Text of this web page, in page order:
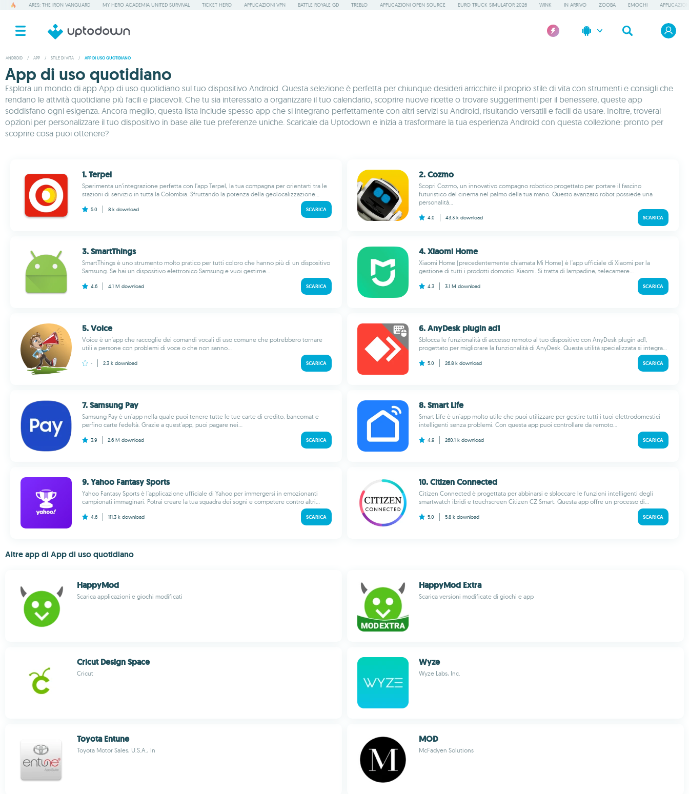
ARES: THE IRON VANGUARD MY HERO ACADEMIA UNITED SURVIVAL TICKET HERO APPLICAZIONI VPN BATTLE ROYALE GD TREBLO APPLICAZIONI OPEN SOURCE EURO TRUCK SIMULATOR 2026 WINK IN ARRIVO ZOOBA EMOCHI
ANDROID / APP / STILE DI VITA / APP DI USO QUOTIDIANO
App di uso quotidiano
Esplora un mondo di app App di uso quotidiano sul tuo dispositivo Android. Questa selezione è perfetta per chiunque desideri arricchire il proprio stile di vita con strumenti e consigli che
rendano le attività quotidiane più facili e piacevoli. Che tu sia interessato a organizzare il tuo calendario, scoprire nuove ricette o trovare suggerimenti per il benessere, queste app
soddisfano ogni esigenza. Ancora meglio, questa lista include spesso app che si integrano perfettamente con altri servizi su Android, risultando versatili e facili da usare. Inoltre, troverai
opzioni per personalizzare il tuo dispositivo in base alle tue preferenze uniche. Scaricale da Uptodown e inizia a trasformare la tua esperienza Android con questa collezione: pronto per
scoprire cosa puoi ottenere?
1. Terpel
Sperimenta un’integrazione perfetta con l’app Terpel, la tua compagna per orientarti tra le
stazioni di servizio in tutta la Colombia. Sfruttando la potenza della geolocalizzazione...
5.0 8 k download SCARICA
2. Cozmo
Scopri Cozmo, un innovativo compagno robotico progettato per portare il fascino
futuristico del cinema nel palmo della tua mano. Questo avanzato robot possiede una
personalità...
4.0 43.3 k download SCARICA
3. Smart​Things
SmartThings è uno strumento molto pratico per tutti coloro che hanno più di un dispositivo
Samsung. Se hai un dispositivo elettronico Samsung e vuoi gestirne...
4.6 4.1 M download SCARICA
4. Xiaomi Home
Xiaomi Home (precedentemente chiamata Mi Home) è l'app ufficiale di Xiaomi per la
gestione di tutti i prodotti domotici Xiaomi. Si tratta di lampadine, telecamere...
4.3 3.1 M download SCARICA
5. Voice
Voice è un'app che raccoglie dei comandi vocali di uso comune che potrebbero tornare
utili a persone con problemi di voce o che non sanno...
- 2.3 k download SCARICA
6. AnyDesk plugin ad1
Sblocca le funzionalità di accesso remoto al tuo dispositivo con AnyDesk plugin ad1,
progettato per migliorare la funzionalità di AnyDesk. Questa utilità specializzata si integra...
5.0 26.8 k download SCARICA
7. Samsung Pay
Samsung Pay è un'app nella quale puoi tenere tutte le tue carte di credito, bancomat e
perfino carte fedeltà. Grazie a quest'app, puoi pagare nei...
3.9 2.6 M download SCARICA
8. Smart Life
Smart Life è un'app molto utile che puoi utilizzare per gestire tutti i tuoi elettrodomestici
intelligenti senza problemi. Con questa app puoi controllare da remoto...
4.9 260.1 k download SCARICA
9. Yahoo Fantasy Sports
Yahoo Fantasy Sports è l'applicazione ufficiale di Yahoo per immergersi in emozionanti
campionati immaginari. Potrai creare la tua squadra dei sogni e competere contro altri...
4.6 111.3 k download SCARICA
10. Citizen Connected
Citizen Connected è progettata per abbinarsi e sbloccare le funzioni intelligenti degli
smartwatch ibridi e touchscreen Citizen CZ Smart. Questa app offre un processo di...
5.0 5.8 k download SCARICA
Altre app di App di uso quotidiano
HappyMod
Scarica applicazioni e giochi modificati
HappyMod Extra
Scarica versioni modificate di giochi e app
Cricut Design Space
Cricut
Wyze
Wyze Labs, Inc.
Toyota Entune
Toyota Motor Sales, U.S.A., In
MOD
McFadyen Solutions